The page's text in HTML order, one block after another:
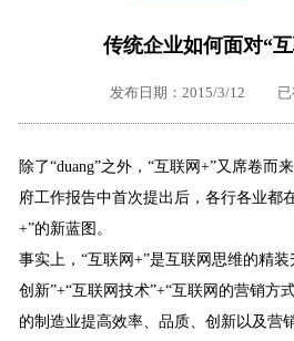
工
传统企业如何面对“
发布日期：2015/3/12 已
除了“duang”之外，“互联网+”又席卷而
府工作报告中首次提出后，各行各业都
+”的新蓝图。
事实上，“互联网+”是互联网思维的精
创新”+“互联网技术”+“互联网的营销方
的制造业提高效率、品质、创新以及营